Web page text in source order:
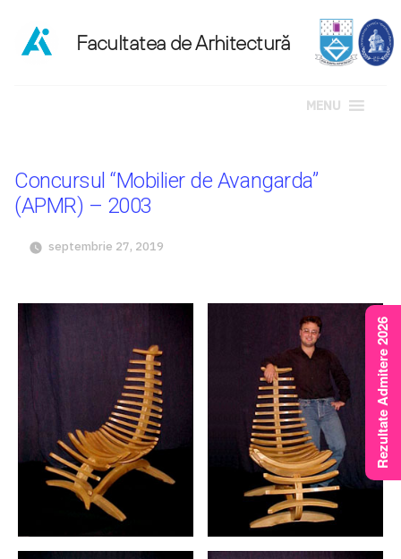
conținut
MENU
Concursul “Mobilier de Avangarda”
(APMR) – 2003
septembrie 27, 2019
Rezultate Admitere 2026